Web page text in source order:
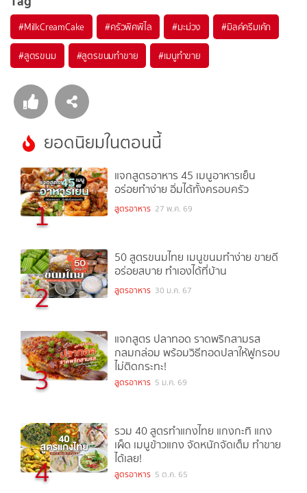
#MilkCreamCake #ครัวพิศพิไล #มะม่วง #มิลค์ครีมเค้ก
#สูตรขนม #สูตรขนมทำขาย #เมนูทำขาย
ยอดนิยมในตอนนี้
1
แจกสูตรอาหาร 45 เมนูอาหารเย็น
อร่อยทำง่าย อิ่มได้ทั้งครอบครัว
สูตรอาหาร 27 พ.ค. 69
2
50 สูตรขนมไทย เมนูขนมทำง่าย ขายดี
อร่อยสบาย ทำเองได้ที่บ้าน
สูตรอาหาร 30 ม.ค. 67
3
แจกสูตร ปลาทอด ราดพริกสามรส
กลมกล่อม พร้อมวิธีทอดปลาให้ฟูกรอบ
ไม่ติดกระทะ!
สูตรอาหาร 5 ม.ค. 69
4
รวม 40 สูตรทำแกงไทย แกงกะทิ แกง
เผ็ด เมนูข้าวแกง จัดหนักจัดเต็ม ทำขาย
ได้เลย!
สูตรอาหาร 5 ต.ค. 65